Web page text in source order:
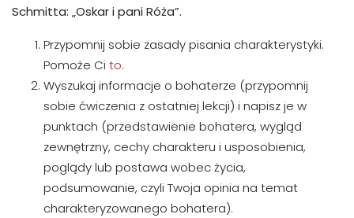
Schmitta: „Oskar i pani Róża”.
Przypomnij sobie zasady pisania charakterystyki.
Pomoże Ci to.
Wyszukaj informacje o bohaterze (przypomnij
sobie ćwiczenia z ostatniej lekcji) i napisz je w
punktach (przedstawienie bohatera, wygląd
zewnętrzny, cechy charakteru i usposobienia,
poglądy lub postawa wobec życia,
podsumowanie, czyli Twoja opinia na temat
charakteryzowanego bohatera).